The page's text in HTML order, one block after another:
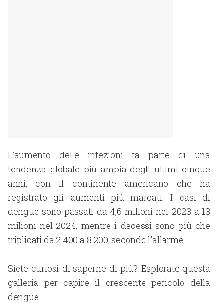
L'aumento delle infezioni fa parte di una
tendenza globale più ampia degli ultimi cinque
anni, con il continente americano che ha
registrato gli aumenti più marcati. I casi di
dengue sono passati da 4,6 milioni nel 2023 a 13
milioni nel 2024, mentre i decessi sono più che
triplicati da 2.400 a 8.200, secondo l'allarme.
Siete curiosi di saperne di più? Esplorate questa
galleria per capire il crescente pericolo della
dengue.